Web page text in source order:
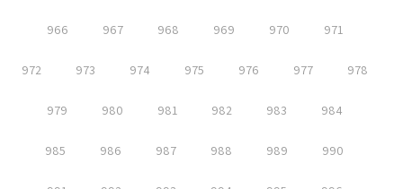
966 967 968 969 970 971
972 973 974 975 976 977 978
979 980 981 982 983 984
985 986 987 988 989 990